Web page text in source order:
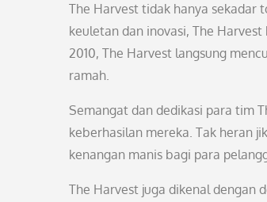
The Harvest tidak hanya sekadar
keuletan dan inovasi, The
2010, The Harvest langsung
ramah.
Semangat dan dedikasi para tim
keberhasilan mereka. Tak heran
kenangan manis bagi para
The Harvest juga dikenal dengan